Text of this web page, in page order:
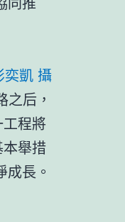
奕凱 攝
之后，
程將
舉措
長。